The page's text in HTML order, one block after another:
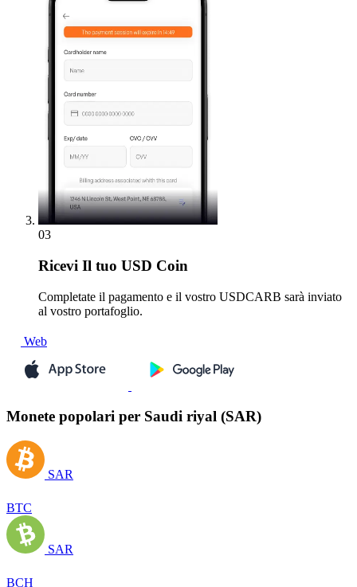
03
Ricevi Il tuo USD Coin
Completate il pagamento e il vostro USDCARB sarà inviato
al vostro portafoglio.
Web
Monete popolari per Saudi riyal (SAR)
SAR
BTC
SAR
BCH